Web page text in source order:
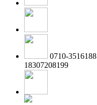
0710-3516188
18307208199